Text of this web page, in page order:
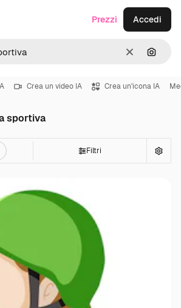
CancellaCerca
Prezzi Accedi
Crea un video IA Crea un'icona IA
sportiva
Filtri